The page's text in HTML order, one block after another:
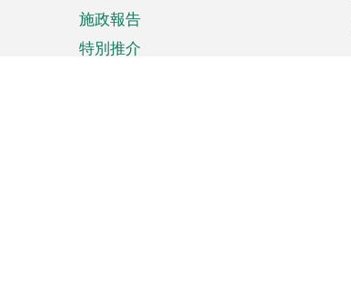
施政報告
特別推介